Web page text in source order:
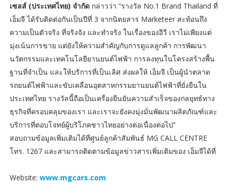
เซลส์ (ประเทศไทย) จำกัดกล่าวว่า “รางวัล No.1 Brand Thailand ที่
เอ็มจี ได้รับติดต่อกันเป็นปีที่ 3 จากนิตยสาร Marketeer สะท้อนถึง
ความเป็นตัวจริง ที่จริงจัง และทำจริง ในเรื่องของอีวี เราไม่เพียงแต่
มุ่งเน้นการขาย แต่ยังให้ความสำคัญกับการดูแลลูกค้า การพัฒนา
นวัตกรรมและเทคโนโลยียานยนต์ไฟฟ้า การลงทุนในโครงสร้างพื้น
ฐานที่จำเป็น และให้บริการที่เป็นเลิศ ส่งผลให้ เอ็มจี เป็นผู้นำตลาด
รถยนต์ไฟฟ้าและขับเคลื่อนอุตสาหกรรมยานยนต์ไฟฟ้าที่ยั่งยืนใน
ประเทศไทย รางวัลนี้ถือเป็นเครื่องยืนยันความสำเร็จของกลยุทธ์ทาง
ธุรกิจที่ครอบคลุมของเรา และเราจะยังคงมุ่งมั่นพัฒนาผลิตภัณฑ์และ
บริการที่ตอบโจทย์ผู้บริโภคชาวไทยอย่างต่อเนื่องต่อไป”
สอบถามข้อมูลเพิ่มเติมได้ที่ศูนย์ลูกค้าสัมพันธ์ MG CALL CENTRE
โทร. 1267 และสามารถติดตามข้อมูลข่าวสารเพิ่มเติมของ เอ็มจีได้ที่
Website: www.mgcars.com